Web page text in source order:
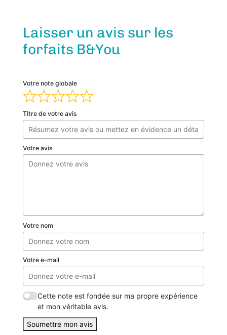
avis
clients
Laisser un avis sur les
forfaits B&You
Votre note globale
Titre de votre avis
Votre avis
Votre nom
Votre e-mail
Cette note est fondée sur ma propre expérience
et mon véritable avis.
Soumettre mon avis